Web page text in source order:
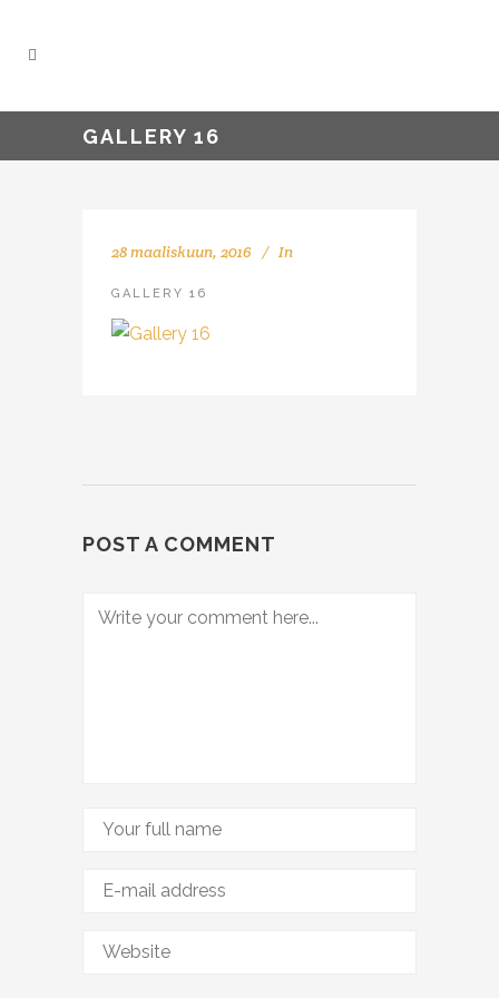
GALLERY 16
28 maaliskuun, 2016 In
GALLERY 16
POST A COMMENT